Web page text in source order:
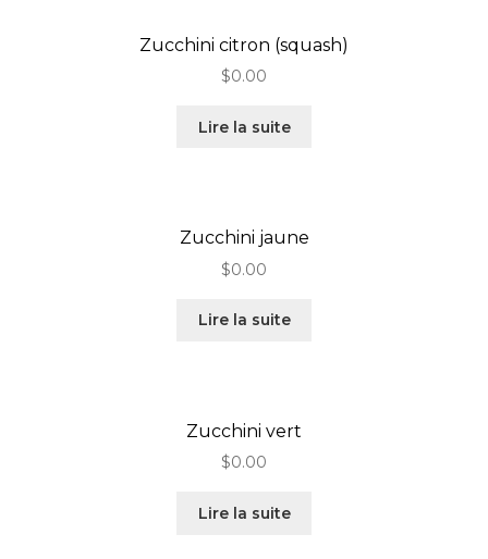
Zucchini citron (squash)
$0.00
Lire la suite
Zucchini jaune
$0.00
Lire la suite
Zucchini vert
$0.00
Lire la suite